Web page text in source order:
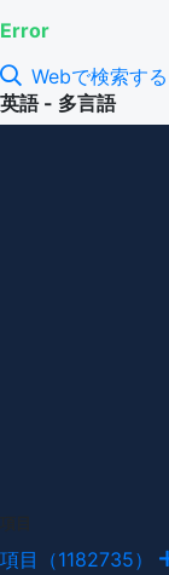
Error
Webで検索する
英語 - 多言語
項目（1182735）